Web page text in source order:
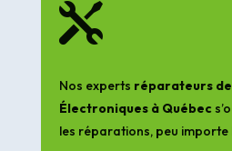

Nos experts réparateurs
Électroniques à Québec
les réparations, peu importe